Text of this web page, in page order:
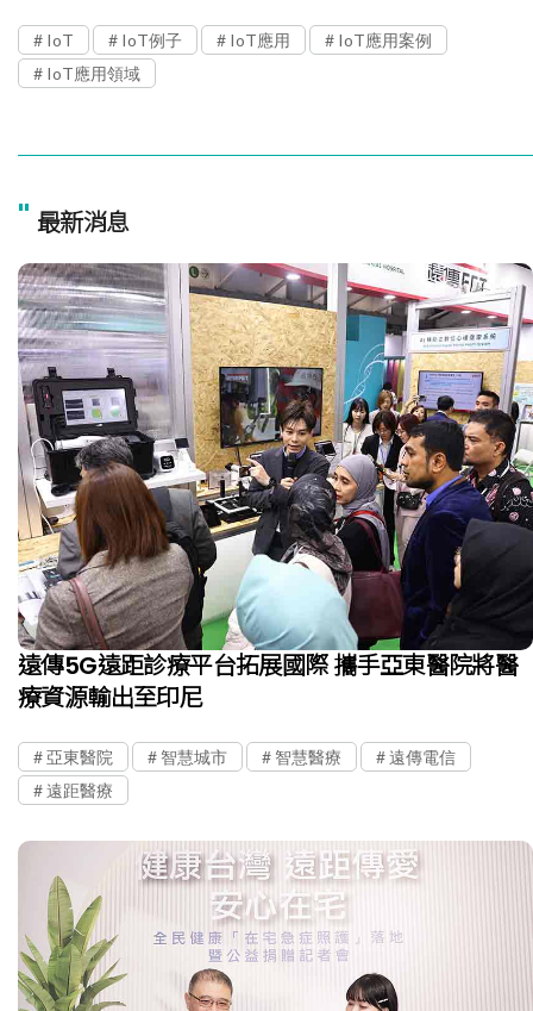
IoT IoT例子 IoT應用
IoT應用案例
IoT應用領域
" 最新消息
遠傳5G遠距診療平台拓展國際 攜手亞東醫院將醫
療資源輸出至印尼
亞東醫院 智慧城市 智慧醫療
遠傳電信
遠距醫療